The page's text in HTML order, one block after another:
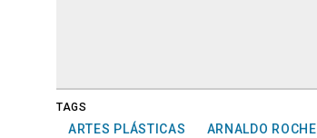
TAGS
ARTES PLÁSTICAS ARNALDO ROCHE